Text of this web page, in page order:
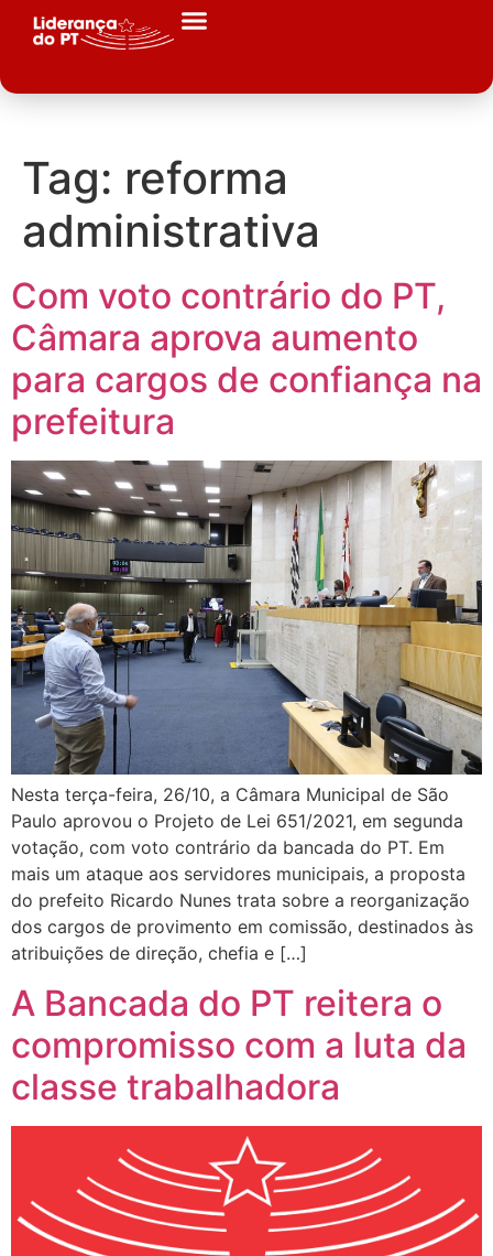
Tag: reforma
administrativa
Com voto contrário do PT,
Câmara aprova aumento
para cargos de confiança na
prefeitura
Nesta terça-feira, 26/10, a Câmara Municipal de São
Paulo aprovou o Projeto de Lei 651/2021, em segunda
votação, com voto contrário da bancada do PT. Em
mais um ataque aos servidores municipais, a proposta
do prefeito Ricardo Nunes trata sobre a reorganização
dos cargos de provimento em comissão, destinados às
atribuições de direção, chefia e […]
A Bancada do PT reitera o
compromisso com a luta da
classe trabalhadora